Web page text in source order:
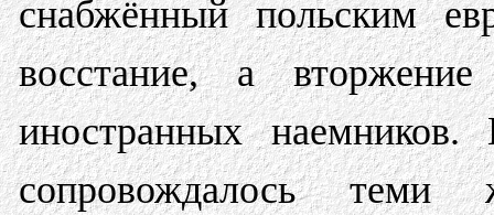
снабжённый польским
восстание, а
иностранных
сопровождалось теми